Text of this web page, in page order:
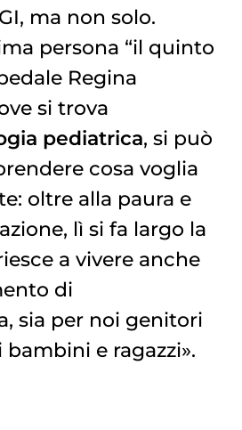
ma non solo.
persona “il quinto
Regina
si trova
pediatrica, si può
cosa voglia
oltre alla paura e
lì si fa largo la
a vivere anche
di
sia per noi genitori
e ragazzi».